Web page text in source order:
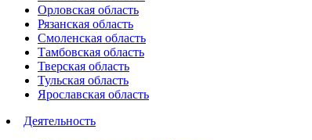
Орловская область
Рязанская область
Смоленская область
Тамбовская область
Тверская область
Тульская область
Ярославская область
Деятельность